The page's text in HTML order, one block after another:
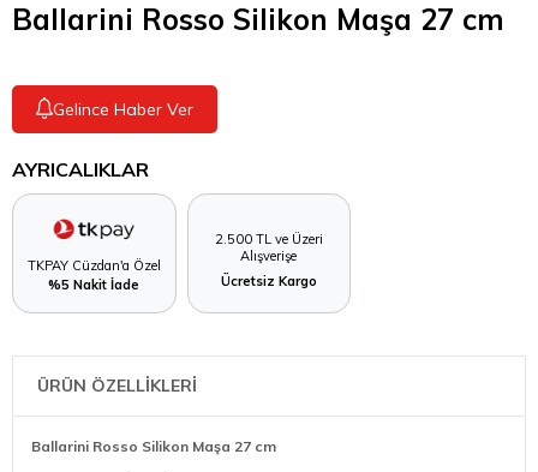
Ballarini Rosso Silikon Maşa 27 cm
Gelince Haber Ver
AYRICALIKLAR
TKPAY Cüzdan'a Özel
%5 Nakit İade
2.500 TL ve Üzeri
Alışverişe
Ücretsiz Kargo
ÜRÜN ÖZELLİKLERİ
Ballarini Rosso Silikon Maşa 27 cm